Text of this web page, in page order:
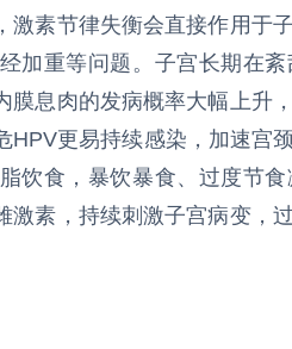
素节律失衡会直接作用于
加重等问题。子宫长期在
膜息肉的发病概率大幅上升
HPV更易持续感染，加速宫
饮食，暴饮暴食、过度节
激素，持续刺激子宫病变，